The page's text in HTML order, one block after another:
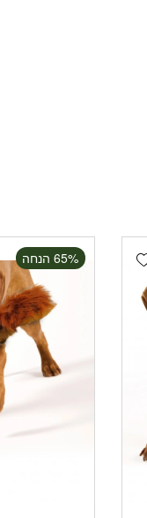
Add wishlist‫65% הנחה